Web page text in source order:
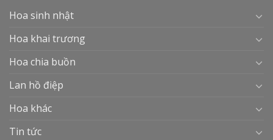
Hoa sinh nhật
Hoa khai trương
Hoa chia buồn
Lan hồ điệp
Hoa khác
Tin tức